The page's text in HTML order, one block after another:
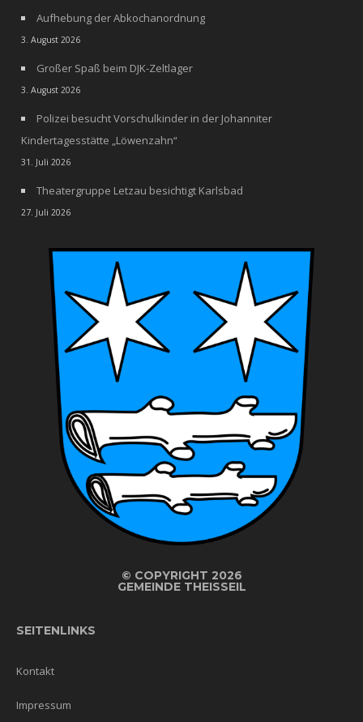
Aufhebung der Abkochanordnung
3. August 2026
Großer Spaß beim DJK-Zeltlager
3. August 2026
Polizei besucht Vorschulkinder in der Johanniter
Kindertagesstätte „Löwenzahn“
31. Juli 2026
Theatergruppe Letzau besichtigt Karlsbad
27. Juli 2026
© COPYRIGHT 2026
GEMEINDE THEISSEIL
SEITENLINKS
Kontakt
Impressum